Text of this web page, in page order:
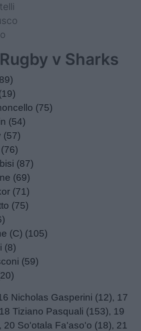
v Sharks
(75)
(54)
(57)
(87)
(69)
(71)
(75)
(C) (105)
(8)
(59)
Nicholas Gasperini (12), 17
Tiziano Pasquali (153), 19
20 So'otala Fa'aso'o (18), 21